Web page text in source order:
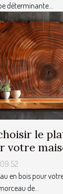
déterminante...
le
votre
en bois pour
de...